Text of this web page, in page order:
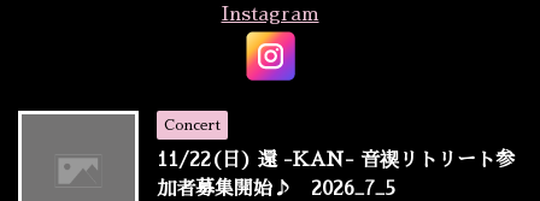
Instagram
Concert
11/22(日) 還 -KAN- 音禊リトリート参
加者募集開始♪ 2026_7_5